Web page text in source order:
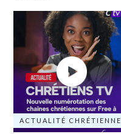
ACTUALITÉ CHRÉTIENNE